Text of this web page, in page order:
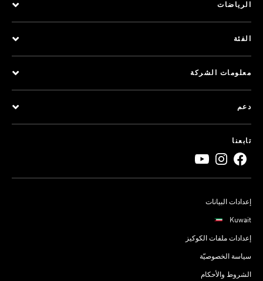
الرياضات
الفئة
معلومات الشركة
دعم
تابعنا
إعدادات البيانات
Kuwait
إعدادات ملفات الكوكيز
سياسة الخصوصيّة
الشروط والأحكام